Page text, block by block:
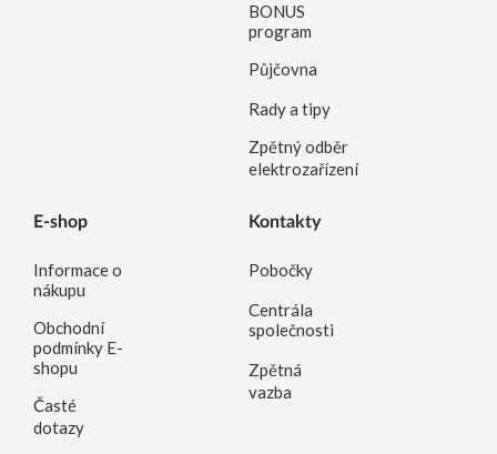
BONUS
program
Půjčovna
Rady a tipy
Zpětný odběr
elektrozařízení
E-shop
Informace o
nákupu
Obchodní
podmínky E-
shopu
Časté
dotazy
Kontakty
Pobočky
Centrála
společnosti
Zpětná
vazba